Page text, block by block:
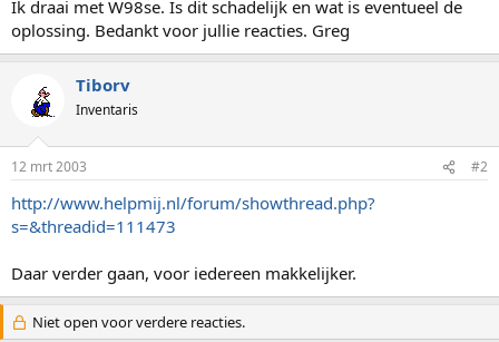
Ik draai met W98se. Is dit schadelijk en wat is eventueel de
oplossing. Bedankt voor jullie reacties. Greg
Tiborv
Inventaris
12 mrt 2003 #2
http://www.helpmij.nl/forum/showthread.php?
s=&threadid=111473
Daar verder gaan, voor iedereen makkelijker.
Niet open voor verdere reacties.